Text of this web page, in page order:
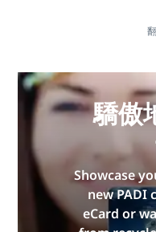
驕傲
Showcase
new PADI
eCard or